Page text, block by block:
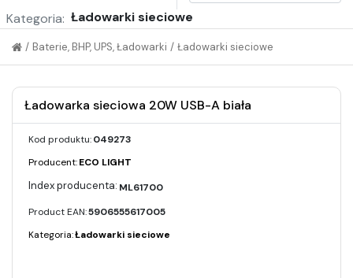
Kategoria: Ładowarki sieciowe
Ładowarki sieciowe
/
Baterie, BHP, UPS, Ładowarki
/
Ładowarka sieciowa 20W USB-A biała
Kod produktu:049273
Producent:ECO LIGHT
ML61700
Product EAN:5906555617005
Kategoria:Ładowarki sieciowe